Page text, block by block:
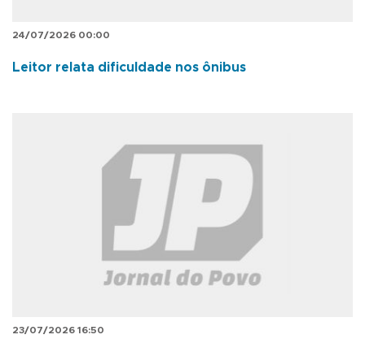
24/07/2026 00:00
Leitor relata dificuldade nos ônibus
23/07/2026 16:50